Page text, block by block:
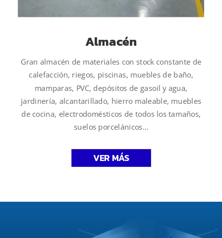
Almacén
Gran almacén de materiales con stock constante de
calefacción, riegos, piscinas, muebles de baño,
mamparas, PVC, depósitos de gasoil y agua,
jardinería, alcantarillado, hierro maleable, muebles
de cocina, electrodomésticos de todos los tamaños,
suelos porcelánicos…
VER MÁS